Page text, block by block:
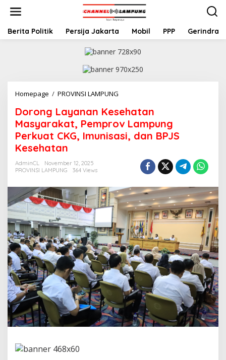
t
Berita Politik Persija Jakarta Mobil PPP Gerindra
Homepage / PROVINSI LAMPUNG
r
o
n
g
a
n
K
s
e
h
a
t
a
n
M
a
s
y
a
Dorong Layanan Kesehatan
Masyarakat, Pemprov Lampung
Perkuat CKG, Imunisasi, dan BPJS
Kesehatan
AdminCL
November 12, 2025
PROVINSI LAMPUNG
364 Views